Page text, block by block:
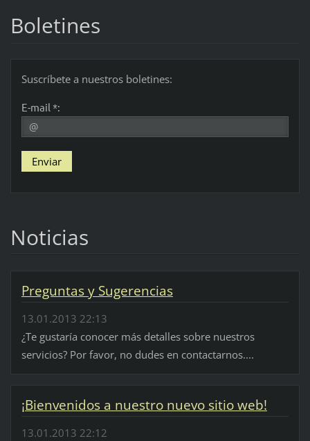
Boletines
Suscríbete a nuestros boletines:
E-mail *:
Noticias
Preguntas y Sugerencias
13.01.2013 22:13
¿Te gustaría conocer más detalles sobre nuestros
servicios? Por favor, no dudes en contactarnos....
¡Bienvenidos a nuestro nuevo sitio web!
13.01.2013 22:12